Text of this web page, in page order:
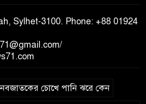
সিলেট আরও দুইজনের মৃত্যু,
স্মৃতিস্তম্ভে পুষ্পস্তবক অর্পণে জুলাই
Sylhet-3100. Phone: +88 01924
নবজাতকের চোখে পানি ঝরে কেন